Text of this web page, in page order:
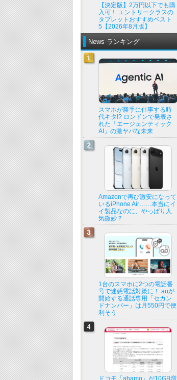
【決定版】2万円以下でも購
入可！ エントリークラスの
タブレットおすすめベスト
5【2026年8月版】
News ランキング
スマホが勝手に仕事する時
代キタ!? ロンドンで発表さ
れた「エージェンティック
AI」の激ヤバな未来
Amazonで再び激安になって
いるiPhone Air……本当にイ
イ製品なのに、やっぱり人
気微妙？
1台のスマホに2つの電話番
号で迷惑電話対策に！ auが
開始する通話専用「セカン
ドナンバー」は月550円で便
利そう
ドコモ「ahamo」が10GB増